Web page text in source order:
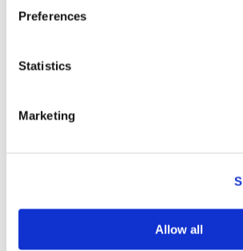
Preferences
Statistics
Marketing
Allow all